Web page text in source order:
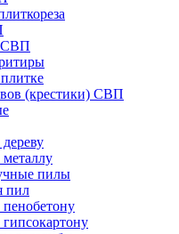
СВП
(крестики) СВП
пилы
пил